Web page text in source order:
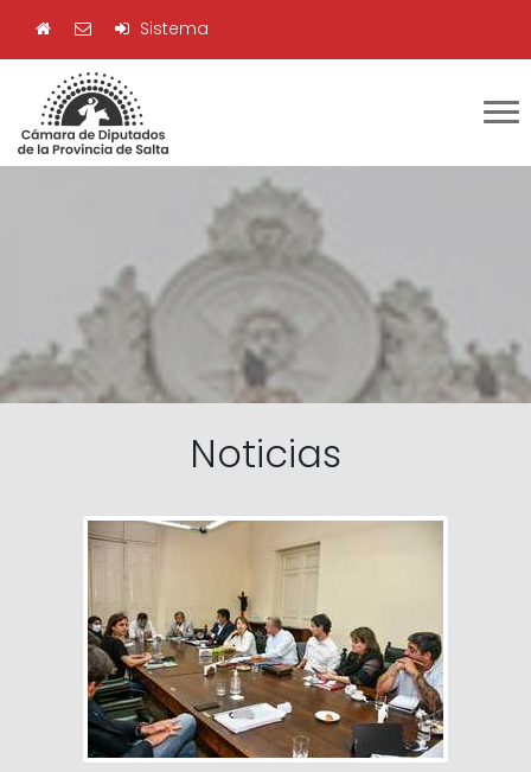
Sistema
Noticias